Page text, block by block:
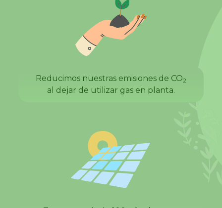
Reducimos nuestras emisiones de CO2
al dejar de utilizar gas en planta.